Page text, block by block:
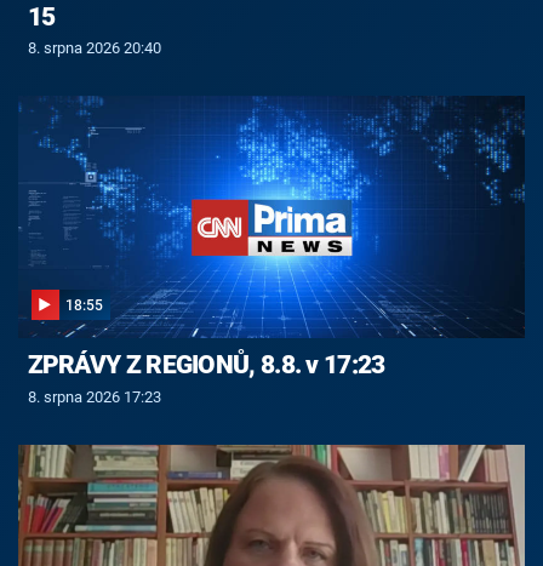
15
8. srpna 2026 20:40
18:55
ZPRÁVY Z REGIONŮ, 8.8. v 17:23
8. srpna 2026 17:23